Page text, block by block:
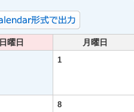
日曜日 月曜日
1
8